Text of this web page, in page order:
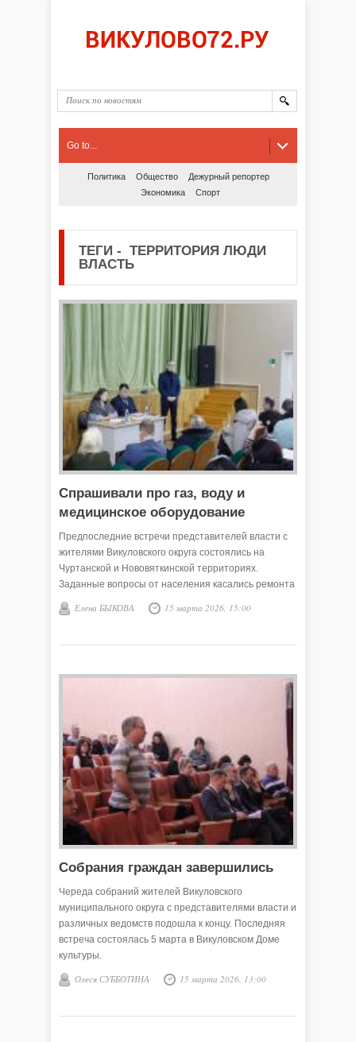
Go to...
Политика Общество
Дежурный репортер
Экономика
Спорт
ТЕГИ - ТЕРРИТОРИЯ ЛЮДИ
ВЛАСТЬ
Спрашивали про газ, воду и
медицинское оборудование
Предпоследние встречи представителей власти с
жителями Викуловского округа состоялись на
Чуртанской и Нововяткинской территориях.
Заданные вопросы от населения касались ремонта
дорог, качества воды, безопасности дорожного
движения.
Елена БЫКОВА 15 марта 2026, 15:00
Собрания граждан завершились
Череда собраний жителей Викуловского
муниципального округа с представителями власти и
различных ведомств подошла к концу. Последняя
встреча состоялась 5 марта в Викуловском Доме
культуры.
Олеся СУББОТИНА 15 марта 2026, 13:00